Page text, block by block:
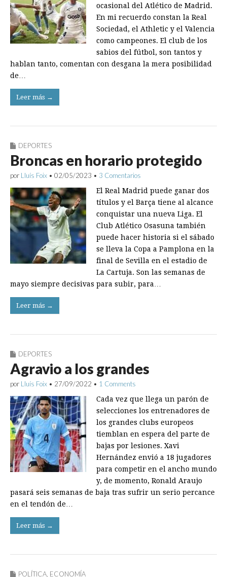
ocasional del Atlético de Madrid.
En mi recuerdo constan la Real
Sociedad, el Athletic y el Valencia
como campeones. El club de los
sabios del fútbol, son tantos y
hablan tanto, comentan con desgana la mera posibilidad
de…
Leer más →
DEPORTES
Broncas en horario protegido
por Lluís Foix • 02/05/2023 • 3 Comentarios
El Real Madrid puede ganar dos
títulos y el Barça tiene al alcance
conquistar una nueva Liga. El
Club Atlético Osasuna también
puede hacer historia si el sábado
se lleva la Copa a Pamplona en la
final de Sevilla en el estadio de
La Cartuja. Son las semanas de
mayo siempre decisivas para subir, para…
Leer más →
DEPORTES
Agravio a los grandes
por Lluís Foix • 27/09/2022 • 1 Comments
Cada vez que llega un parón de
selecciones los entrenadores de
los grandes clubs europeos
tiemblan en espera del parte de
bajas por lesiones. Xavi
Hernández envió a 18 jugadores
para competir en el ancho mundo
y, de momento, Ronald Araujo
pasará seis semanas de baja tras sufrir un serio percance
en el tendón de…
Leer más →
POLÍTICA ECONOMÍA